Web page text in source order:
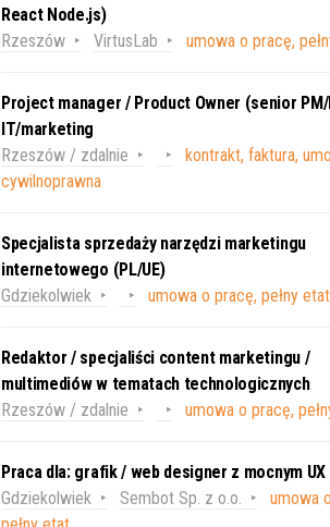
React Node.js)
Rzeszów
VirtusLab umowa o pracę,
Project manager / Product Owner (senior PM/
IT/marketing
Rzeszów / zdalnie
kontrakt, faktura,
cywilnoprawna
Specjalista sprzedaży narzędzi marketingu
internetowego (PL/UE)
Gdziekolwiek
umowa o pracę, pełny etat
Redaktor / specjaliści content marketingu /
multimediów w tematach technologicznych
Rzeszów / zdalnie
umowa o pracę,
Praca dla: grafik / web designer z mocnym UX
Gdziekolwiek
Sembot Sp. z o.o.
umowa